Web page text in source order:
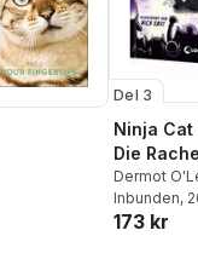
Del 3
Ninja Cat
Die
Dermot
Inbunden,
173 kr